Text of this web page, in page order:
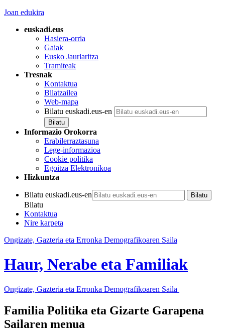
Joan edukira
euskadi.eus
Hasiera-orria
Gaiak
Eusko Jaurlaritza
Tramiteak
Tresnak
Kontaktua
Bilatzailea
Web-mapa
Bilatu euskadi.eus-en
Informazio Orokorra
Erabilerraztasuna
Lege-informazioa
Cookie politika
Egoitza Elektronikoa
Hizkuntza
Bilatu euskadi.eus-en
Bilatu
Kontaktua
Nire karpeta
Ongizate, Gazteria eta Erronka Demografikoaren Saila
Haur, Nerabe eta Familiak
Ongizate, Gazteria eta Erronka Demografikoaren Saila
Familia Politika eta Gizarte Garapena
Sailaren menua